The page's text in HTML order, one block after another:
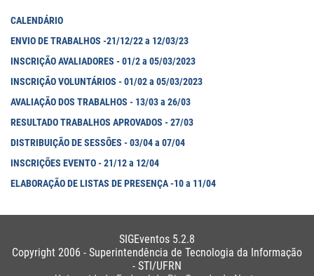
CALENDÁRIO
ENVIO DE TRABALHOS -21/12/22 a 12/03/23
INSCRIÇÃO AVALIADORES - 01/2 a 05/03/2023
INSCRIÇÃO VOLUNTÁRIOS - 01/02 a 05/03/2023
AVALIAÇÃO DOS TRABALHOS - 13/03 a 26/03
RESULTADO TRABALHOS APROVADOS - 27/03
DISTRIBUIÇÃO DE SESSÕES - 03/04 a 07/04
INSCRIÇÕES EVENTO - 21/12 a 12/04
ELABORAÇÃO DE LISTAS DE PRESENÇA -10 a 11/04
SIGEventos 5.2.8
Copyright 2006 - Superintendência de Tecnologia da Informação
- STI/UFRN